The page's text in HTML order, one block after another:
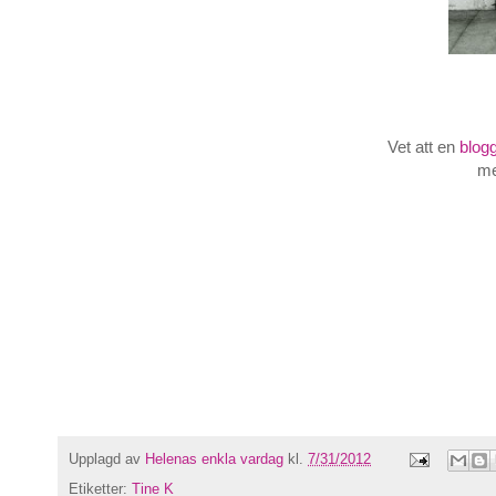
Vet att en
Upplagd av Helenas enkla vardag kl. 7/31/2012
Etiketter: Tine K